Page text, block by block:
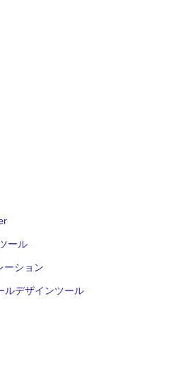
ール
ーション
ルデザインツール